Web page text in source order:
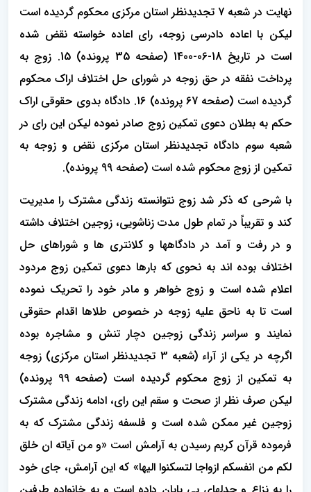
نهایت در شعبه 7 تجدیدنظر استان مرکزی محکوم گردیده است
لیکن با اعاده دادرسی زوجه، رای اعاده خواسته نقض شده
است در تاریخ 18-06-1400 (صفحه 35 پرونده) 15. زوج به
پرداخت نفقه در حق زوجه در شورای حل اختلاف اراک محکوم
گردیده است (صفحه 67 پرونده) 16. دادگاه بدوی حقوقی اراک
حکم به بطلان دعوی تمکین زوج صادر نموده لیکن این رای در
شعبه سوم دادگاه تجدیدنظر استان مرکزی نقض و زوجه به
تمکین از زوج محکوم شده است (صفحه 99 پرونده).
با شرحی که ذکر شد زوج نتوانسته زندگی مشترک را مدیریت
کند و تقریباً در تمام طول مدت زناشویی، زوجین اختلاف داشته
و در رفت و آمد در دادگاهها و کلانتری ها و شوراهای حل
اختلاف بوده اند به نحوی که بارها دعوی تمکین زوج مردود
اعلام شده است و زوج خواهر و مادر خود را تحریک نموده
است تا به ناحق علیه زوجه در خصوص طلاها اقدام حقوقی
نمایند و سراسر زندگی زوجین دچار تنش و مشاجره بوده
اگرچه در یکی از آراء (شعبه 3 تجدیدنظر استان مرکزی) زوجه
به تمکین از زوج محکوم گردیده است (صفحه 99 پرونده)
لیکن صرف نظر از صحت و سقم این رای، ادامه زندگی مشترک
زوجین غیر ممکن شده است و فلسفه زندگی مشترک که به
فرموده قرآن کریم رسیدن به آرامش است «و من آیاته ان خلق
لکم من انفسکم ازواجا لتسکنوا الیها» که این آرامش، جای خود